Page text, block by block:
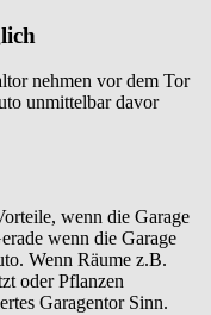
nehmen vor dem Tor
unmittelbar davor
wenn die Garage
wenn die Garage
Wenn Räume z.B.
oder Pflanzen
Garagentor Sinn.